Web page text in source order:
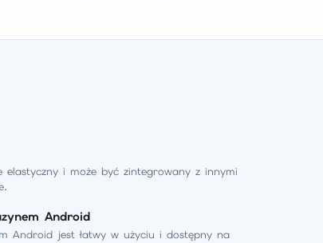
i może być zintegrowany z innymi
Android
Android jest łatwy w użyciu i dostępny na